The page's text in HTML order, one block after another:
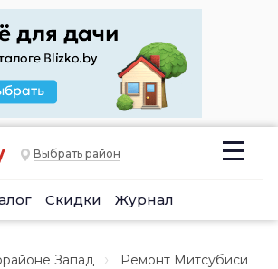
Выбрать район
Скидки Журнал
Запад Ремонт Митсубиси